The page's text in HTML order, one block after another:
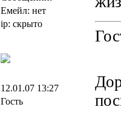
Емейл: нет
ip: скрыто
12.01.07 13:27
Гость